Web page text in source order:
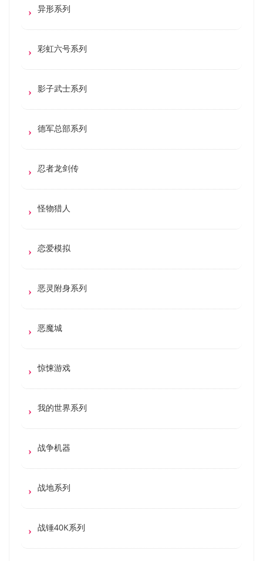
异形系列
彩虹六号系列
影子武士系列
德军总部系列
忍者龙剑传
怪物猎人
恋爱模拟
恶灵附身系列
恶魔城
惊悚游戏
我的世界系列
战争机器
战地系列
战锤40K系列